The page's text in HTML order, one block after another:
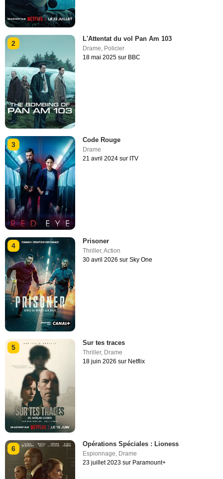
2
L'Attentat du vol Pan Am 103
Drame Policier
18 mai 2025 sur BBC
3
Code Rouge
Drame
21 avril 2024 sur ITV
4
Prisoner
Thriller,Action
30 avril 2026 sur Sky One
5
Sur tes traces
Thriller, Drame
18 juin 2026 sur Netflix
6
Opérations Spéciales : Lioness
Espionnage, Drame
23 juillet 2023 sur Paramount+